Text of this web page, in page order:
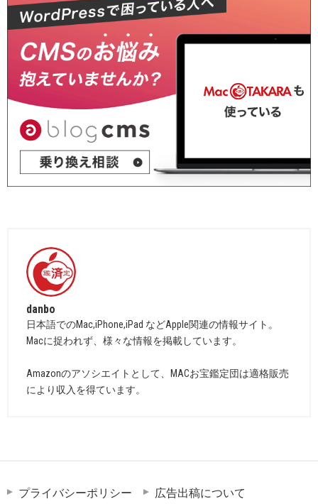
danbo
日本語でのMac,iPhone,iPad などApple関連の情報サイト。
Macに捉われず、様々な情報を掲載しています。
Amazonのアソシエイトとして、MACお宝鑑定団は適格販売
により収入を得ています。
プライバシーポリシー 広告出稿について